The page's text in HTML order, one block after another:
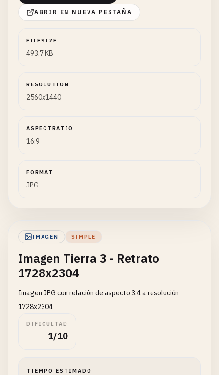
ABRIR EN NUEVA PESTAÑA
FILESIZE
493.7 KB
RESOLUTION
2560x1440
ASPECTRATIO
16:9
FORMAT
JPG
IMAGEN SIMPLE
Imagen Tierra 3 - Retrato
1728x2304
Imagen JPG con relación de aspecto 3:4 a resolución
1728x2304
DIFICULTAD
1/10
TIEMPO ESTIMADO